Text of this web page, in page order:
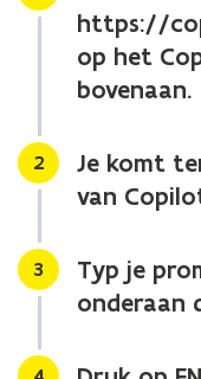
https://
op het
bovenaan.
Stap
2
Je komt
van
Stap
3
Typ je
onderaan